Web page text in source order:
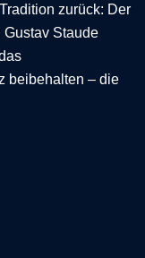
zurück: Der
Staude
beibehalten – die